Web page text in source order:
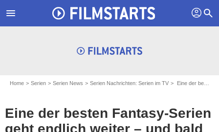
menu profil search
Home Serien Serien News Serien Nachrichten: Serien im TV Eine der besten Fantasy-Serien geht endlich weiter – und bald zu Ende: Erster Trailer zu "The Legend Of Vox Machina" Staffel 4
Eine der besten Fantasy-Serien
geht endlich weiter – und bald